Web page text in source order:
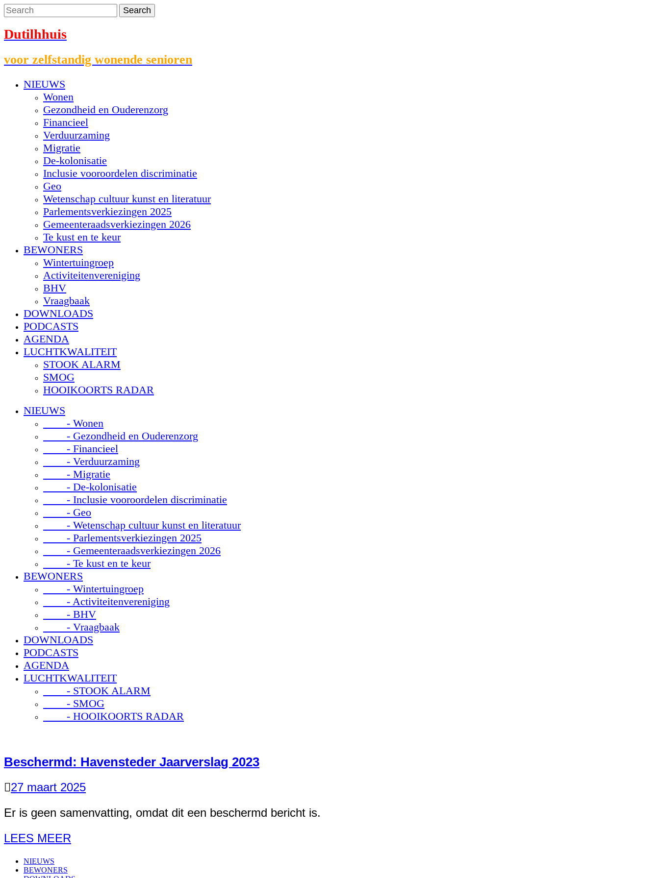
Dutilhhuis
voor zelfstandig wonende senioren
NIEUWS
Wonen
Gezondheid en Ouderenzorg
Financieel
Verduurzaming
Migratie
De-kolonisatie
Inclusie vooroordelen discriminatie
Geo
Wetenschap cultuur kunst en literatuur
Parlementsverkiezingen 2025
Gemeenteraadsverkiezingen 2026
Te kust en te keur
BEWONERS
Wintertuingroep
Activiteitenvereniging
BHV
Vraagbaak
DOWNLOADS
PODCASTS
AGENDA
LUCHTKWALITEIT
STOOK ALARM
SMOG
HOOIKOORTS RADAR
NIEUWS
- Wonen
- Gezondheid en Ouderenzorg
- Financieel
- Verduurzaming
- Migratie
- De-kolonisatie
- Inclusie vooroordelen discriminatie
- Geo
- Wetenschap cultuur kunst en literatuur
- Parlementsverkiezingen 2025
- Gemeenteraadsverkiezingen 2026
- Te kust en te keur
BEWONERS
- Wintertuingroep
- Activiteitenvereniging
- BHV
- Vraagbaak
DOWNLOADS
PODCASTS
AGENDA
LUCHTKWALITEIT
- STOOK ALARM
- SMOG
- HOOIKOORTS RADAR
Beschermd: Havensteder Jaarverslag 2023
27 maart 2025
Er is geen samenvatting, omdat dit een beschermd bericht is.
LEES MEER
NIEUWS
BEWONERS